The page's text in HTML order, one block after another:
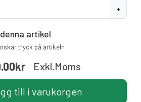
+
artikel
tryck på artikeln
Exkl.moms
till i varukorgen